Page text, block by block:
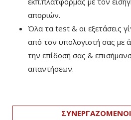
αποριών.
Όλα τα test & οι εξετάσεις
από τον υπολογιστή σας με
την επίδοσή σας &
απαντήσεων.